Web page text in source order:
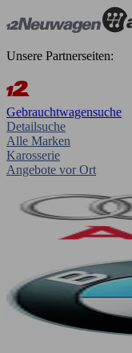
Unsere Partnerseiten:
Gebrauchtwagensuche
Detailsuche
Alle Marken
Karosserie
Angebote vor Ort